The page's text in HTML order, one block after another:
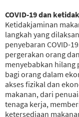
COVID-19 dan
Ketidakjaminan
langkah yang
penyebaran COVID-
pergerakan orang
menyebabkan
bagi orang dalam
akses fizikal dan
makanan, dari
tenaga kerja,
ketersediaan